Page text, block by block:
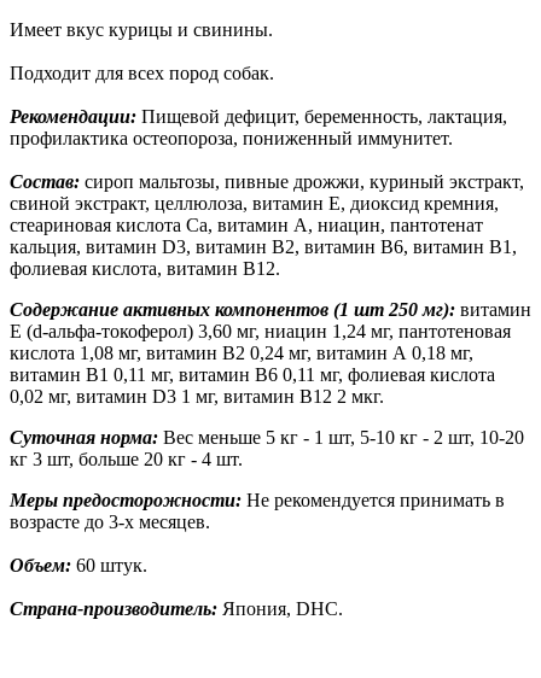
Имеет вкус курицы и свинины.
Подходит для всех пород собак.
Рекомендации: Пищевой дефицит, беременность, лактация,
профилактика остеопороза, пониженный иммунитет.
Состав: сироп мальтозы, пивные дрожжи, куриный экстракт,
свиной экстракт, целлюлоза, витамин Е, диоксид кремния,
стеариновая кислота Ca, витамин А, ниацин, пантотенат
кальция, витамин D3, витамин В2, витамин B6, витамин B1,
фолиевая кислота, витамин B12.
Содержание активных компонентов (1 шт 250 мг): витамин
Е (d-альфа-токоферол) 3,60 мг, ниацин 1,24 мг, пантотеновая
кислота 1,08 мг, витамин В2 0,24 мг, витамин А 0,18 мг,
витамин В1 0,11 мг, витамин B6 0,11 мг, фолиевая кислота
0,02 мг, витамин D3 1 мг, витамин B12 2 мкг.
Суточная норма: Вес меньше 5 кг - 1 шт, 5-10 кг - 2 шт, 10-20
кг 3 шт, больше 20 кг - 4 шт.
Меры предосторожности: Не рекомендуется принимать в
возрасте до 3-х месяцев.
Объем: 60 штук.
Страна-производитель: Япония, DHC.